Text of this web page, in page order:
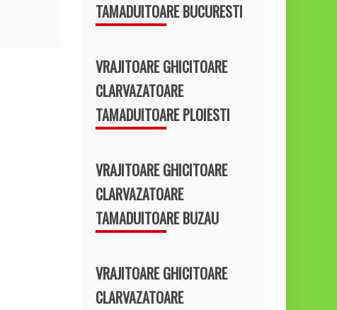
TAMADUITOARE BUCURESTI
VRAJITOARE GHICITOARE
CLARVAZATOARE
TAMADUITOARE PLOIESTI
VRAJITOARE GHICITOARE
CLARVAZATOARE
TAMADUITOARE BUZAU
VRAJITOARE GHICITOARE
CLARVAZATOARE